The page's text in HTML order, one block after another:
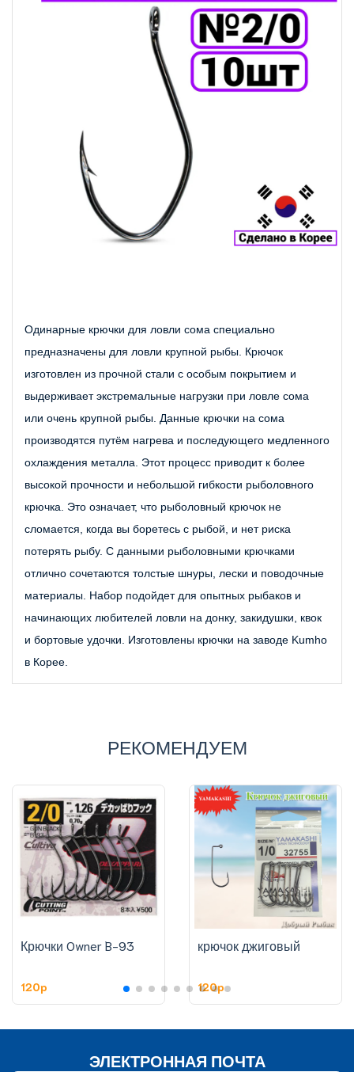
Одинарные крючки для ловли сома специально
предназначены для ловли крупной рыбы. Крючок
изготовлен из прочной стали с особым покрытием и
выдерживает экстремальные нагрузки при ловле сома
или очень крупной рыбы. Данные крючки на сома
производятся путём нагрева и последующего медленного
охлаждения металла. Этот процесс приводит к более
высокой прочности и небольшой гибкости рыболовного
крючка. Это означает, что рыболовный крючок не
сломается, когда вы боретесь с рыбой, и нет риска
потерять рыбу. С данными рыболовными крючками
отлично сочетаются толстые шнуры, лески и поводочные
материалы. Набор подойдет для опытных рыбаков и
начинающих любителей ловли на донку, закидушки, квок
и бортовые удочки. Изготовлены крючки на заводе Kumho
в Корее.
РЕКОМЕНДУЕМ
Крючки Owner B-93
120p
крючок джиговый
120p
ЭЛЕКТРОННАЯ ПОЧТА